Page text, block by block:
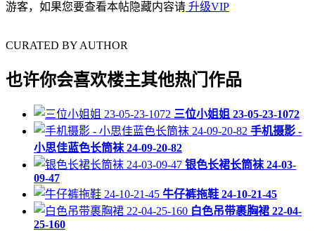
游客，如果您要查看本帖隐藏内容请 升级VIP
CURATED BY AUTHOR
也许你会喜欢楼主其他热门作品
三位小姐姐 23-05-23-1072
手机摄影 -
小思佳蓝色长筒袜 24-09-20-82
银色长裙长筒袜 24-03-
09-47
牛仔裤拖鞋 24-10-21-45
白色吊带裹胸裙 22-04-
25-160